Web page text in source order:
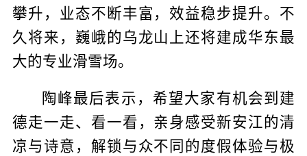
攀升，业态不断丰富，效益稳步提升。不
久将来，巍峨的乌龙山上还将建成华东最
大的专业滑雪场。
陶峰最后表示，希望大家有机会到建
德走一走、看一看，亲身感受新安江的清
凉与诗意，解锁与众不同的度假体验与极